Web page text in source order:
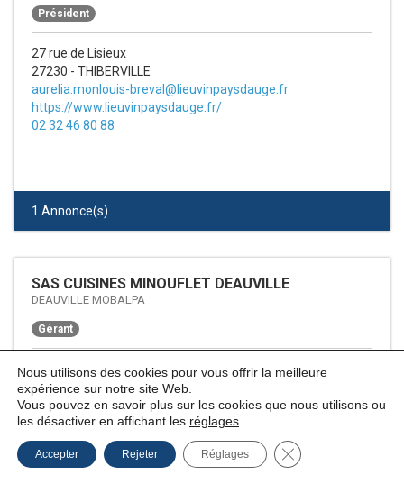
Président
27 rue de Lisieux
27230 - THIBERVILLE
aurelia.monlouis-breval@lieuvinpaysdauge.fr
https://www.lieuvinpaysdauge.fr/
02 32 46 80 88
1 Annonce(s)
SAS CUISINES MINOUFLET DEAUVILLE
DEAUVILLE MOBALPA
Gérant
3 QUAI DE LA MARINE
14800 - DEAUVILLE
contact@deauville.mobalpa.com
https://www.mobalpa.fr/magasin/mobalpa-deauville
0231491438
0671474007
Nous utilisons des cookies pour vous offrir la meilleure
expérience sur notre site Web.
Vous pouvez en savoir plus sur les cookies que nous utilisons ou
les désactiver en affichant les réglages
Accepter Rejeter Réglages Fermer la bannière